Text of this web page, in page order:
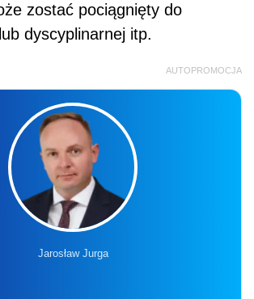
zostać pociągnięty do
dyscyplinarnej itp.
AUTOPROMOCJA
Jarosław Jurga